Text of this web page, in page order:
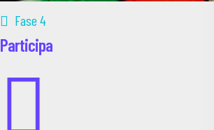
Fase 4
Participa